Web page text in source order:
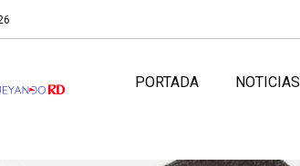
PORTADA NOTICIAS